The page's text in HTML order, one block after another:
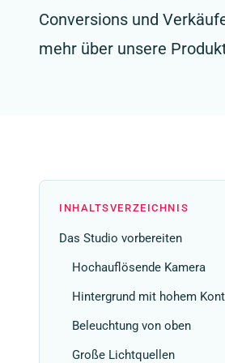
Conversions und
mehr über unsere
INHALTSVERZEICHNIS
Das Studio vorbereiten
Hochauflösende Kamera
Hintergrund mit hohem
Beleuchtung von oben
Große Lichtquellen